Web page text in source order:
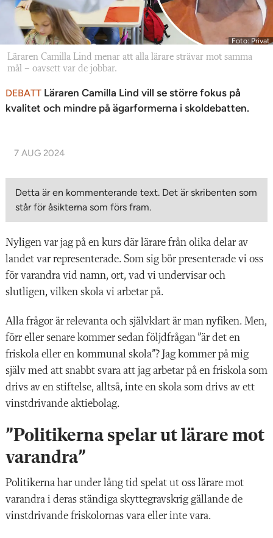
Foto: Privat
Läraren Camilla Lind menar att alla lärare strävar mot samma
mål – oavsett var de jobbar.
DEBATT Läraren Camilla Lind vill se större fokus på
kvalitet och mindre på ägarformerna i skoldebatten.
7 AUG 2024
Detta är en kommenterande text. Det är skribenten som
står för åsikterna som förs fram.
Nyligen var jag på en kurs där lärare från olika delar av
landet var representerade. Som sig bör presenterade vi oss
för varandra vid namn, ort, vad vi undervisar och
slutligen, vilken skola vi arbetar på.
Alla frågor är relevanta och självklart är man nyfiken. Men,
förr eller senare kommer sedan följdfrågan ”är det en
friskola eller en kommunal skola”? Jag kommer på mig
själv med att snabbt svara att jag arbetar på en friskola som
drivs av en stiftelse, alltså, inte en skola som drivs av ett
vinstdrivande aktiebolag.
”Politikerna spelar ut lärare mot
varandra”
Politikerna har under lång tid spelat ut oss lärare mot
varandra i deras ständiga skyttegravskrig gällande de
vinstdrivande friskolornas vara eller inte vara.